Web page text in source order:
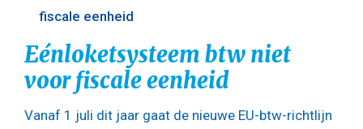
fiscale eenheid
Eénloketsysteem btw niet
voor fiscale eenheid
Vanaf 1 juli dit jaar gaat de nieuwe EU-btw-richtlijn